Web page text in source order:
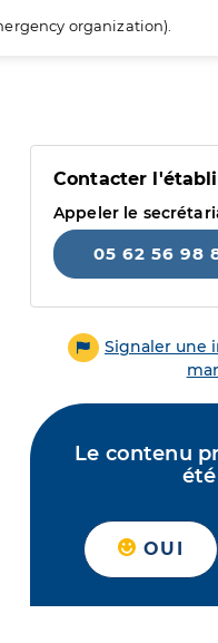
organization).
Contacter
Appeler le
05 62 56 98
Signaler une
Le contenu
OUI